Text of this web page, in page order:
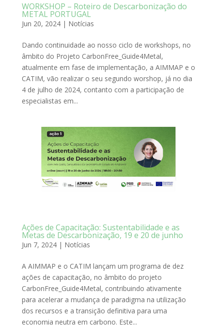
WORKSHOP – Roteiro de Descarbonização do
METAL PORTUGAL
Jun 20, 2024| Notícias
Dando continuidade ao nosso ciclo de workshops, no
âmbito do Projeto CarbonFree_Guide4Metal,
atualmente em fase de implementação, a AIMMAP e o
CATIM, vão realizar o seu segundo worshop, já no dia
4 de julho de 2024, contanto com a participação de
especialistas em...
Ações de Capacitação: Sustentabilidade e as
Metas de Descarbonização, 19 e 20 de junho
Jun 7, 2024| Notícias
A AIMMAP e o CATIM lançam um programa de dez
ações de capacitação, no âmbito do projeto
CarbonFree_Guide4Metal, contribuindo ativamente
para acelerar a mudança de paradigma na utilização
dos recursos e a transição definitiva para uma
economia neutra em carbono. Este...